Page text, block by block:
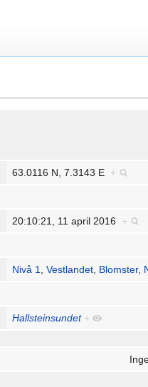
63.0116 N, 7.3143 E +
20:10:21, 11 april 2016 +
Nivå 1,Vestlandet, Blomster,
Hallsteinsundet +